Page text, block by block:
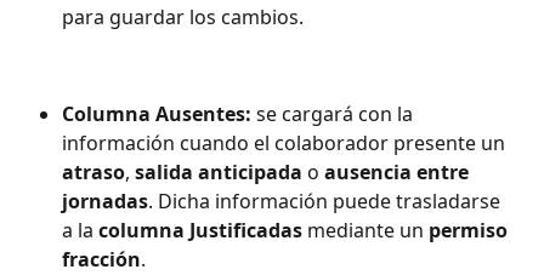
para guardar los cambios.
Columna Ausentes: se cargará con la
información cuando el colaborador presente un
atraso, salida anticipada o ausencia entre
jornadas. Dicha información puede trasladarse
a la columna Justificadas mediante un permiso
fracción.